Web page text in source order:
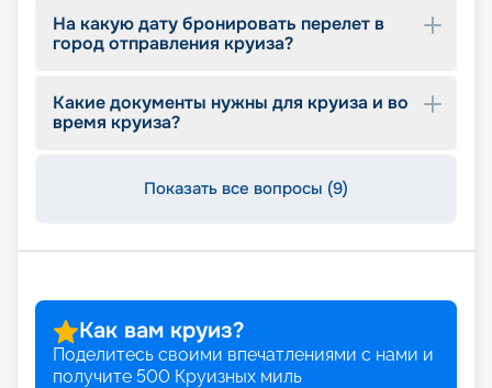
На какую дату бронировать перелет в
город отправления круиза?
Какие документы нужны для круиза и во
время круиза?
Показать все вопросы (9)
Как вам круиз?
Поделитесь своими впечатлениями с нами и
получите 500 Круизных миль